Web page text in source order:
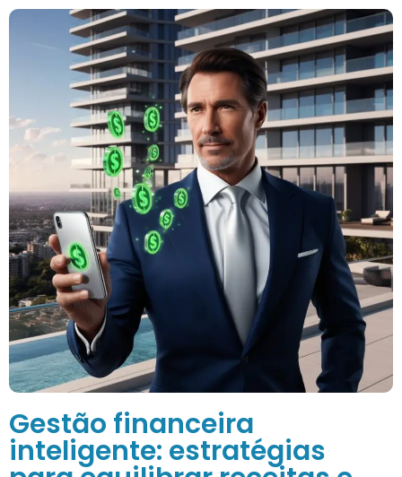
Gestão financeira
inteligente: estratégias